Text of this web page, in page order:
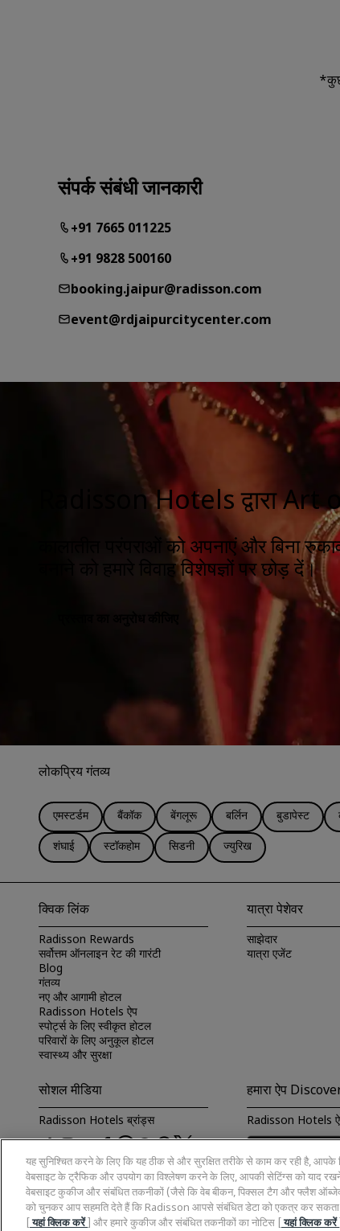
संपर्क संबंधी जानकारी
+91 7665 011225
+91 9828 500160
booking.jaipur@radisson.com
event@rdjaipurcitycenter.com
Radisson Hotels द्वारा
कालातीत परंपराओं को अपनाएं और बिना
बनाने को हमारे विवाह विशेषज्ञों पर छोड़ दें।
लोकप्रिय गंतव्य
एमस्टर्डम बैंकॉक बेंगलूरू बर्लिन बुडापेस्ट
शंघाई
स्टॉकहोम सिडनी ज्युरिख
क्विक लिंक
Radisson Rewards
सर्वोत्तम ऑनलाइन रेट की गारंटी
Blog
गंतव्य
नए और आगामी होटल
Radisson Hotels ऐप
स्पोर्ट्स के लिए स्वीकृत होटल
परिवारों के लिए अनुकूल होटल
स्वास्थ्य और सुरक्षा
यात्रा पेशेवर
साझेदार
यात्रा एजेंट
सोशल मीडिया
Radisson Hotels ब्रांड्स
हमारा ऐप
Radisson Hotels
यह सुनिश्चित करने के लिए कि यह ठीक से और सुरक्षित तरीके से काम कर रही है, आपके
वेबसाइट के ट्रैफिक और उपयोग का विश्लेषण करने के लिए, आपकी सेटिंग्स को याद
वेबसाइट कुकीज और संबंधित तकनीकों (जैसे कि वेब बीकन, पिक्सल टैग और फ्लैश
को चुनकर आप सहमति देते हैं कि Radisson आपसे संबंधित डेटा को एकत्र कर सकता
यहां क्लिक करें ] और हमारे कुकीज और संबंधित तकनीकों का नोटिस [ यहां क्लिक करें